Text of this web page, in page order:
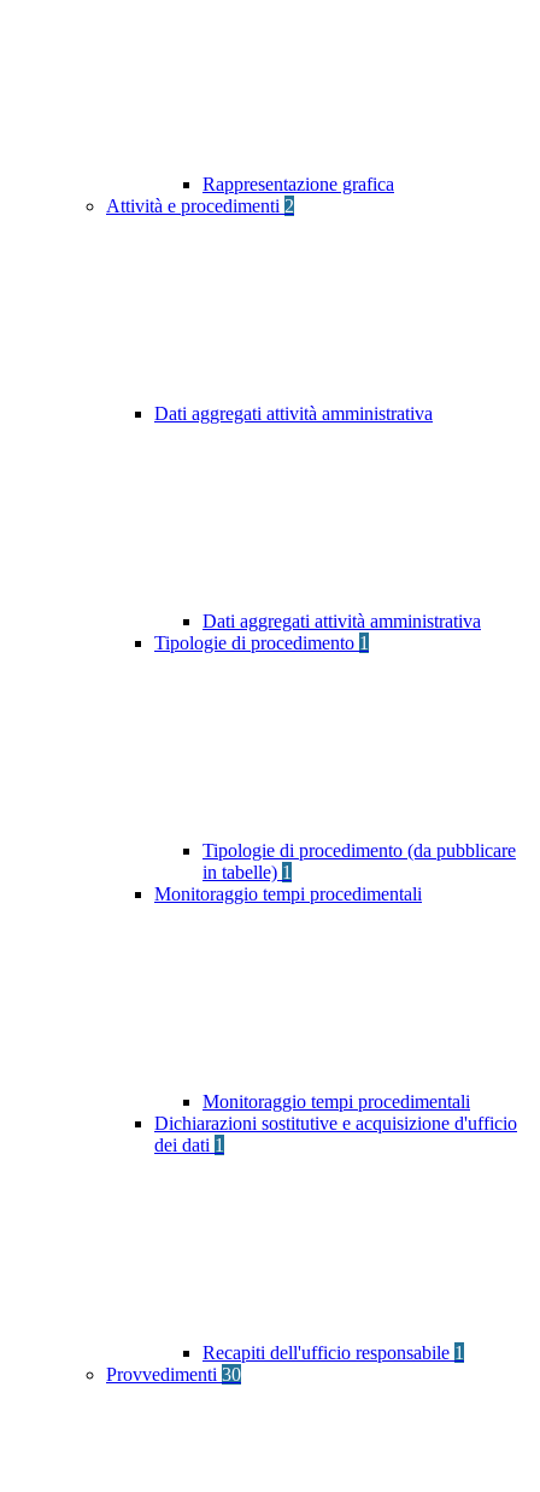
Rappresentazione grafica
Attività e procedimenti 2
Dati aggregati attività amministrativa
Dati aggregati attività amministrativa
Tipologie di procedimento 1
Tipologie di procedimento (da pubblicare
in tabelle) 1
Monitoraggio tempi procedimentali
Monitoraggio tempi procedimentali
Dichiarazioni sostitutive e acquisizione d'ufficio
dei dati 1
Recapiti dell'ufficio responsabile 1
Provvedimenti 30